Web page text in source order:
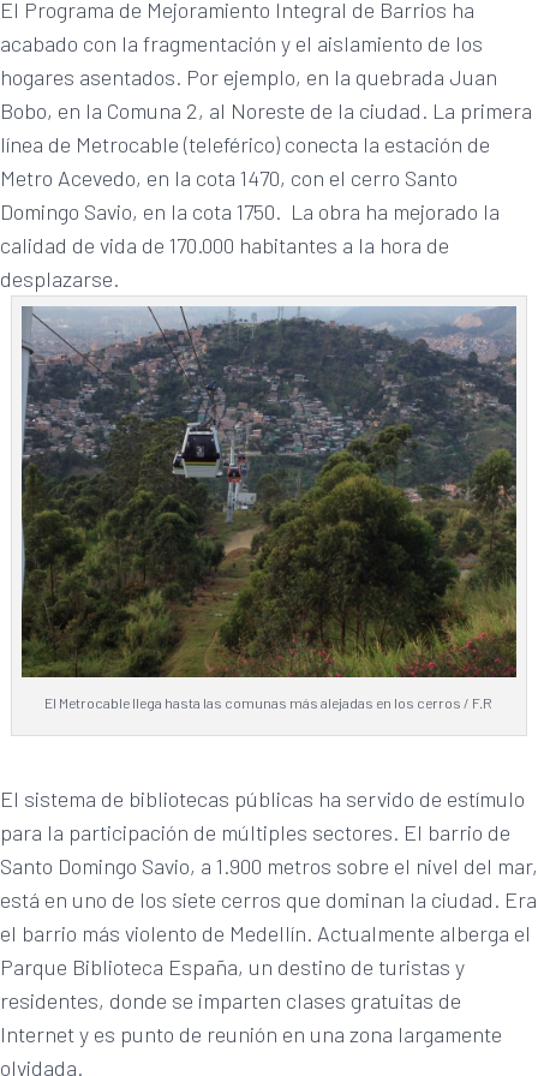
El Programa de Mejoramiento Integral de Barrios ha
acabado con la fragmentación y el aislamiento de los
hogares asentados. Por ejemplo, en la quebrada Juan
Bobo, en la Comuna 2, al Noreste de la ciudad. La primera
línea de Metrocable (teleférico) conecta la estación de
Metro Acevedo, en la cota 1470, con el cerro Santo
Domingo Savio, en la cota 1750. La obra ha mejorado la
calidad de vida de 170.000 habitantes a la hora de
desplazarse.
El Metrocable llega hasta las comunas más alejadas en los cerros / F.R
El sistema de bibliotecas públicas ha servido de estímulo
para la participación de múltiples sectores. El barrio de
Santo Domingo Savio, a 1.900 metros sobre el nivel del mar,
está en uno de los siete cerros que dominan la ciudad. Era
el barrio más violento de Medellín. Actualmente alberga el
Parque Biblioteca España, un destino de turistas y
residentes, donde se imparten clases gratuitas de
Internet y es punto de reunión en una zona largamente
olvidada.